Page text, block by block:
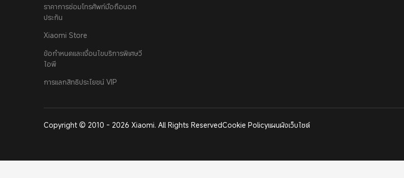
ราคาการซ่อมโทรศัพท์มือถือนอก
ประกัน
Xiaomi Store
ข้อกำหนดและเงื่อนไขบริการพิเศษวี
ไอพี
การแลกสิทธิประโยชน์ VIP
Copyright © 2010 - 2026 Xiaomi. All Rights ReservedCookie Policyแผนผังเว็บไซต์